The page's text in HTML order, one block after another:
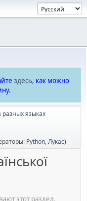
здесь, как можно
разных языках
Python,Лукас)
этот раздел.